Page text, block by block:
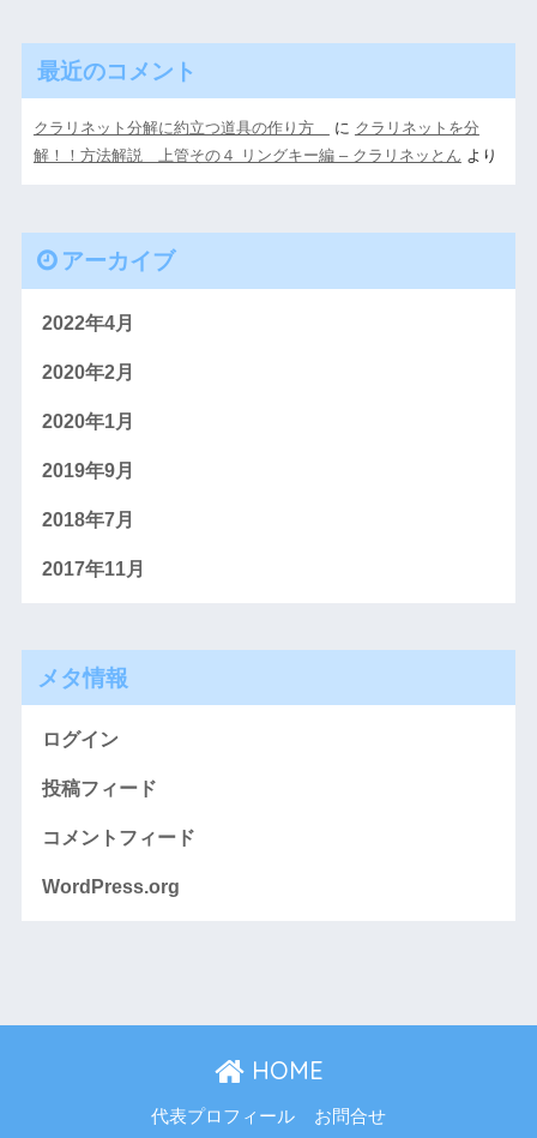
最近のコメント
クラリネット分解に約立つ道具の作り方 に クラリネットを分
解！！方法解説 上管その４ リングキー編 – クラリネッとん より
アーカイブ
2022年4月
2020年2月
2020年1月
2019年9月
2018年7月
2017年11月
メタ情報
ログイン
投稿フィード
コメントフィード
WordPress.org
HOME
代表プロフィール
お問合せ